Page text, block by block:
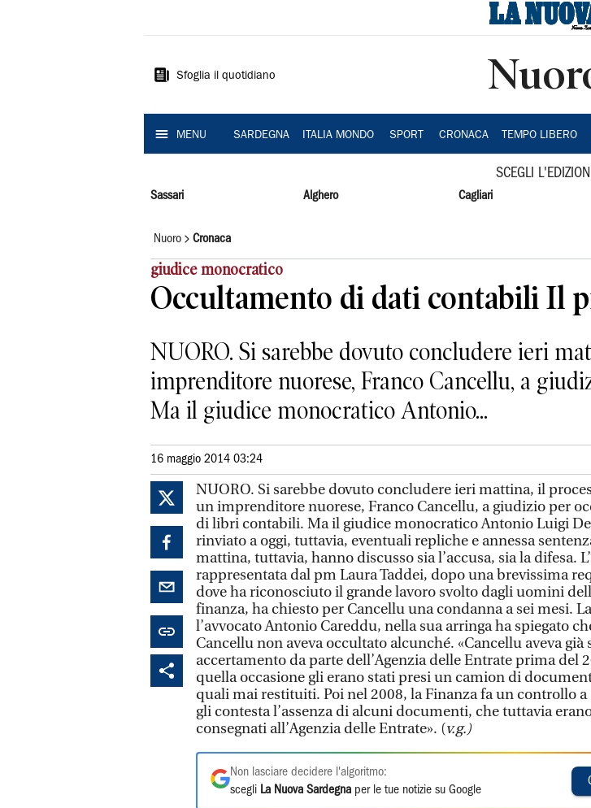
Sardegna
Sfoglia il quotidiano
MENU SARDEGNA ITALIA MONDO SPORT CRONACA TEMPO LIBERO
SCEGLI
Sassari Alghero Cagliari
Nuoro Cronaca
giudice monocratico
Occultamento di dati contabili Il
NUORO. Si sarebbe dovuto concludere ieri
imprenditore nuorese, Franco Cancellu, a
Ma il giudice monocratico Antonio...
16 maggio 2014 03:24
NUORO. Si sarebbe dovuto concludere ieri mattina, il
un imprenditore nuorese, Franco Cancellu, a giudizio per
di libri contabili. Ma il giudice monocratico Antonio Luigi
rinviato a oggi, tuttavia, eventuali repliche e annessa
mattina, tuttavia, hanno discusso sia l’accusa, sia la difesa.
rappresentata dal pm Laura Taddei, dopo una brevissima
dove ha riconosciuto il grande lavoro svolto dagli uomini
finanza, ha chiesto per Cancellu una condanna a sei mesi.
l’avvocato Antonio Careddu, nella sua arringa ha spiegato
Cancellu non aveva occultato alcunché. «Cancellu aveva già
accertamento da parte dell’Agenzia delle Entrate prima del
quella occasione gli erano stati presi un camion di
quali mai restituiti. Poi nel 2008, la Finanza fa un controllo a
gli contesta l’assenza di alcuni documenti, che tuttavia
consegnati all’Agenzia delle Entrate». (v.g.)
Non lasciare decidere l'algoritmo:
scegli La Nuova Sardegna per le tue notizie su Google